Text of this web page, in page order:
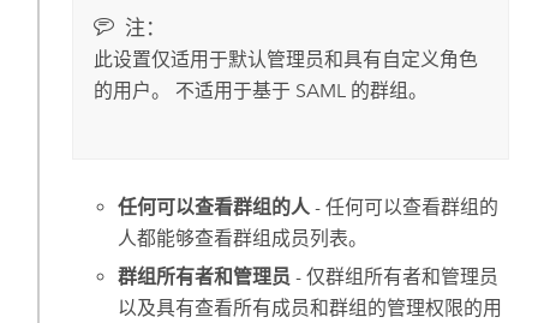
注：
此设置仅适用于默认管理员和具有自定义角色
的用户。 不适用于基于 SAML 的群组。
任何可以查看群组的人 - 任何可以查看群组的
人都能够查看群组成员列表。
群组所有者和管理员 - 仅群组所有者和管理员
以及具有查看所有成员和群组的管理权限的用